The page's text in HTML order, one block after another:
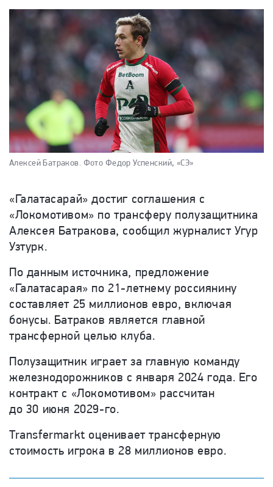
Алексей Батраков. Фото Федор Успенский, «СЭ»
«Галатасарай» достиг соглашения с
«Локомотивом» по трансферу полузащитника
Алексея Батракова, сообщил журналист Угур
Узтурк.
По данным источника, предложение
«Галатасарая» по 21-летнему россиянину
составляет 25 миллионов евро, включая
бонусы. Батраков является главной
трансферной целью клуба.
Полузащитник играет за главную команду
железнодорожников с января 2024 года. Его
контракт с «Локомотивом» рассчитан
до 30 июня 2029-го.
Transfermarkt оценивает трансферную
стоимость игрока в 28 миллионов евро.